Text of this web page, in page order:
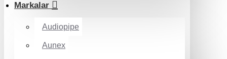
Markalar
Audiopipe
Aunex